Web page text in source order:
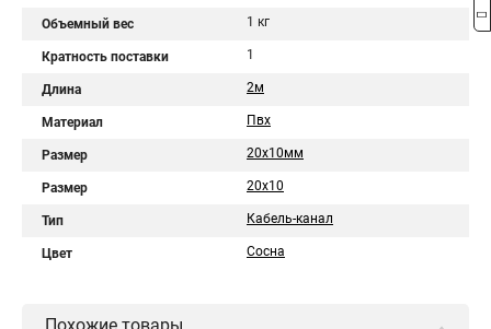
Объемный вес 1 кг
Кратность поставки 1
Длина 2м
Материал Пвх
Размер 20х10мм
Размер 20х10
Тип Кабель-канал
Цвет Сосна